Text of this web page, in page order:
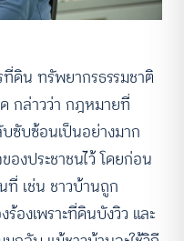
ดิน ทรัพยากรธรรมชาติ
กล่าวว่า กฎหมายที่
ซับซ้อนเป็นอย่างมาก
งประชาชนไว้ โดยก่อน
ที่ เช่น ชาวบ้านถูก
งเพราะที่ดินบังวิว และ